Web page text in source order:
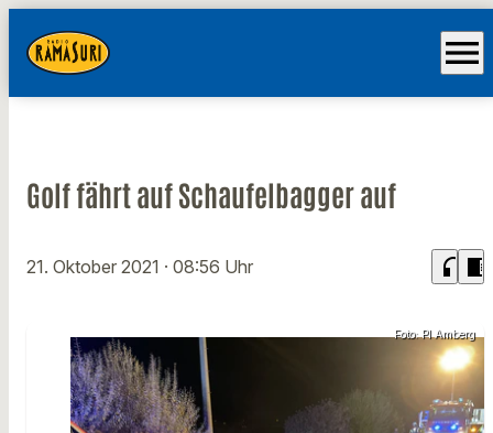
menu
Golf fährt auf Schaufelbagger auf
21. Oktober 2021 · 08:56 Uhr headphones chrome_reader_mode
Foto: PI Amberg